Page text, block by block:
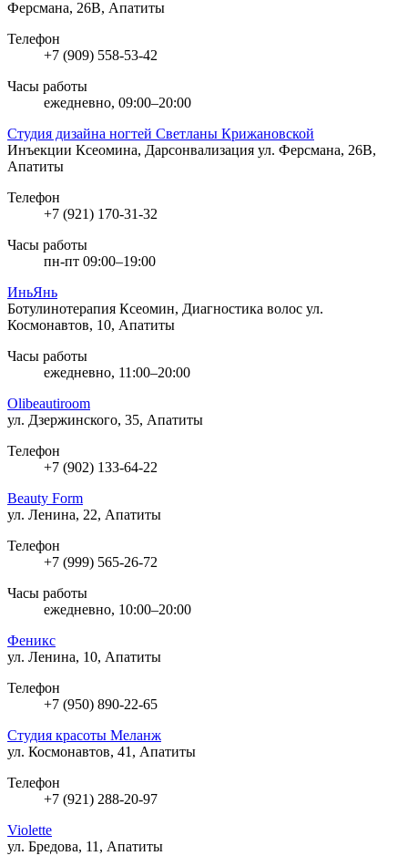
Ферсмана, 26В, Апатиты
Телефон
+7 (909) 558-53-42
Часы работы
ежедневно, 09:00–20:00
Студия дизайна ногтей Светланы Крижановской
Инъекции Ксеомина, Дарсонвализация ул. Ферсмана, 26В,
Апатиты
Телефон
+7 (921) 170-31-32
Часы работы
пн-пт 09:00–19:00
ИньЯнь
Ботулинотерапия Ксеомин, Диагностика волос ул.
Космонавтов, 10, Апатиты
Часы работы
ежедневно, 11:00–20:00
Olibeautiroom
ул. Дзержинского, 35, Апатиты
Телефон
+7 (902) 133-64-22
Beauty Form
ул. Ленина, 22, Апатиты
Телефон
+7 (999) 565-26-72
Часы работы
ежедневно, 10:00–20:00
Феникс
ул. Ленина, 10, Апатиты
Телефон
+7 (950) 890-22-65
Студия красоты Меланж
ул. Космонавтов, 41, Апатиты
Телефон
+7 (921) 288-20-97
Violette
ул. Бредова, 11, Апатиты